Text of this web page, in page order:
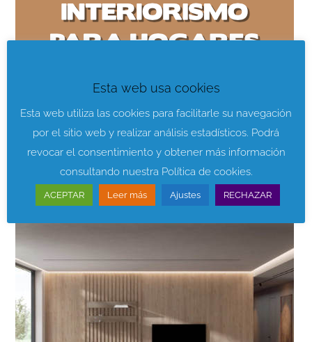
Esta web usa cookies
Esta web utiliza las cookies para facilitarle su navegación
por el sitio web y realizar análisis estadísticos. Podrá
revocar el consentimiento y obtener más información
consultando nuestra Política de cookies.
ACEPTAR Leer más Ajustes RECHAZAR